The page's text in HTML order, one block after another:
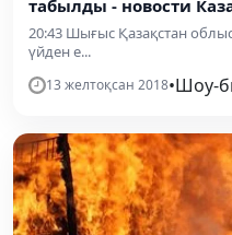
табылды - новости
20:43 Шығыс Қазақстан
үйден е...
13 желтоқсан 2018•Шоу-